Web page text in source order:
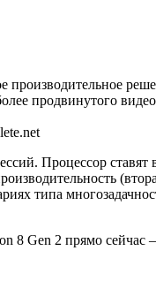
продвинутого
Процессор ставят
типа
8 Gen 2 прямо